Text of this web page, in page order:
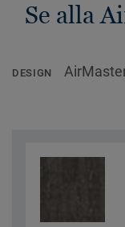
Se alla
DESIGN